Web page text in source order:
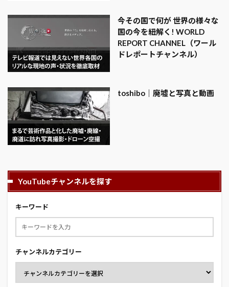
今その国で何が 世界の様々な
国の今を紐解く! WORLD
REPORT CHANNEL（ワール
ドレポートチャンネル）
toshibo｜廃墟と写真と動画
YouTubeチャンネルを探す
キーワード
チャンネルカテゴリー